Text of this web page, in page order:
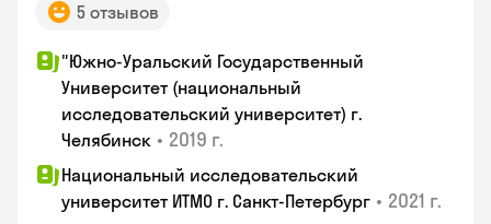
5 отзывов
"Южно-Уральский Государственный
Университет (национальный
исследовательский университет) г.
Челябинск • 2019 г.
Национальный исследовательский
университет ИТМО г. Санкт-Петербург • 2021 г.